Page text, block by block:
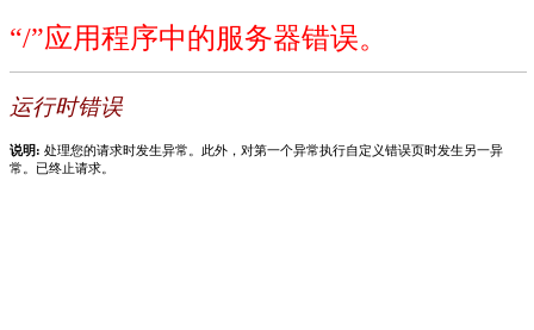
“/”应用程序中的服务器错误。
运行时错误
说明: 处理您的请求时发生异常。此外，对第一个异常执行自定义错误页时发生另一异
常。已终止请求。